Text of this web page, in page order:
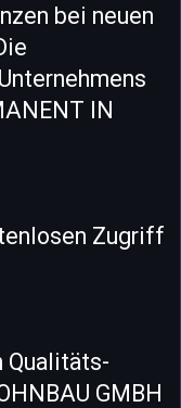
bei neuen
IN
Zugriff
Qualitäts-
GMBH